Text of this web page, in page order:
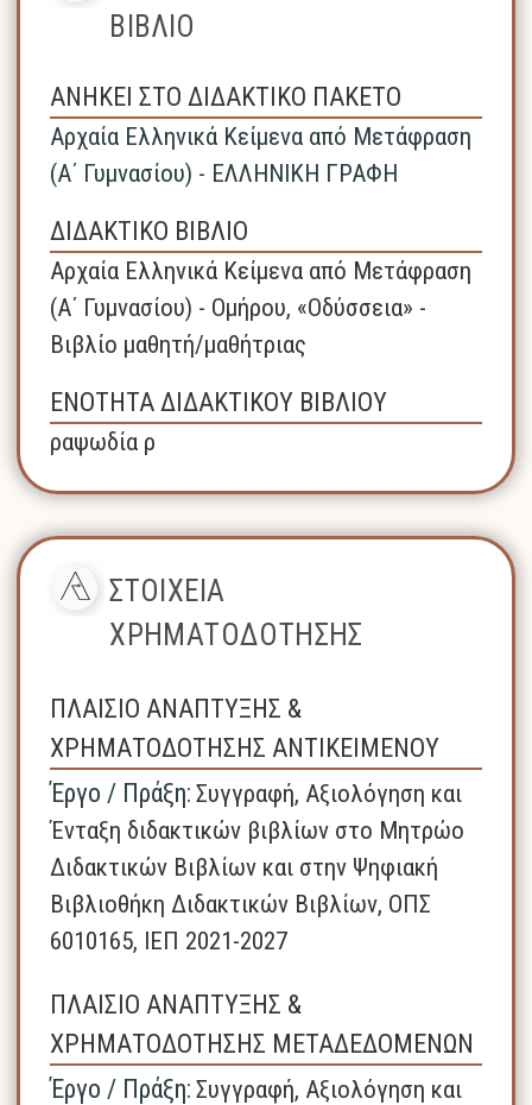
ΒΙΒΛΙΟ
ΑΝΗΚΕΙ ΣΤΟ ΔΙΔΑΚΤΙΚΟ ΠΑΚΕΤΟ
Αρχαία Ελληνικά Κείμενα από Μετάφραση
(Α΄ Γυμνασίου) - ΕΛΛΗΝΙΚΗ ΓΡΑΦΗ
ΔΙΔΑΚΤΙΚΟ ΒΙΒΛΙΟ
Αρχαία Ελληνικά Κείμενα από Μετάφραση
(Α΄ Γυμνασίου) - Ομήρου, «Οδύσσεια» -
Βιβλίο μαθητή/μαθήτριας
ΕΝΟΤΗΤΑ ΔΙΔΑΚΤΙΚΟΥ ΒΙΒΛΙΟΥ
ραψωδία ρ
ΣΤΟΙΧΕΙΑ
ΧΡΗΜΑΤΟΔΟΤΗΣΗΣ
ΠΛΑΙΣΙΟ ΑΝΑΠΤΥΞΗΣ &
ΧΡΗΜΑΤΟΔΟΤΗΣΗΣ ΑΝΤΙΚΕΙΜΕΝΟΥ
Έργο / Πράξη: Συγγραφή, Αξιολόγηση και
Ένταξη διδακτικών βιβλίων στο Μητρώο
Διδακτικών Βιβλίων και στην Ψηφιακή
Βιβλιοθήκη Διδακτικών Βιβλίων, ΟΠΣ
6010165, ΙΕΠ 2021-2027
ΠΛΑΙΣΙΟ ΑΝΑΠΤΥΞΗΣ &
ΧΡΗΜΑΤΟΔΟΤΗΣΗΣ ΜΕΤΑΔΕΔΟΜΕΝΩΝ
Έργο / Πράξη: Συγγραφή, Αξιολόγηση και